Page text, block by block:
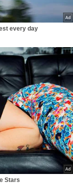
every day
Stars